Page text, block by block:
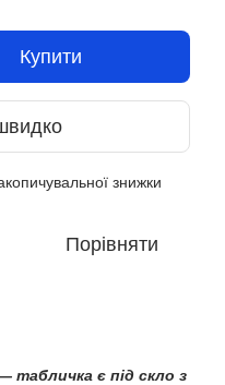
Купити
знижки
Порівняти
табличка є під скло з